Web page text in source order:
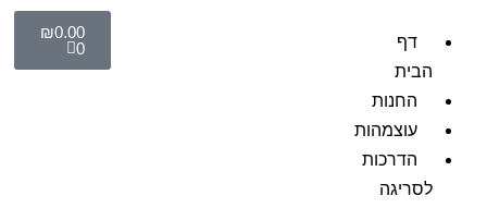
דף
הבית
החנות
עוצמהות
הדרכות
לסריגה
₪0.00
0